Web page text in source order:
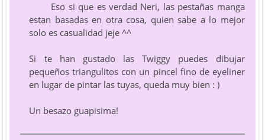
Eso si que es verdad Neri, las pestañas manga
estan basadas en otra cosa, quien sabe a lo mejor
solo es casualidad jeje ^^
Si te han gustado las Twiggy puedes dibujar
pequeños triangulitos con un pincel fino de eyeliner
en lugar de pintar las tuyas, queda muy bien : )
Un besazo guapisima!